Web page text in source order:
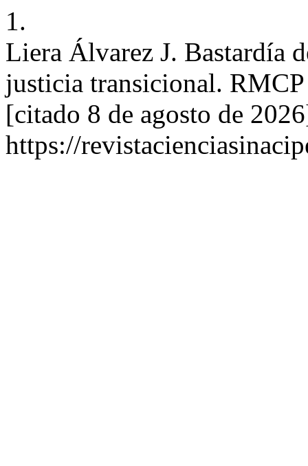
1.
Liera Álvarez J. Bastardía
justicia transicional.
[citado 8 de agosto de
https://